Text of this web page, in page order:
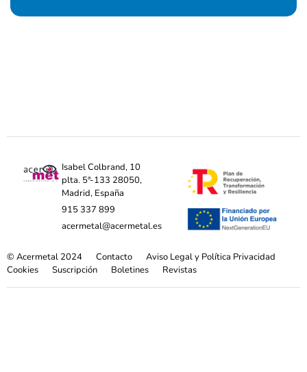
Isabel Colbrand, 10
plta. 5ª-133 28050,
Madrid, España
915 337 899
acermetal@acermetal.es
© Acermetal 2024 Contacto
Aviso Legal y Política Privacidad
Cookies
Suscripción Boletines Revistas